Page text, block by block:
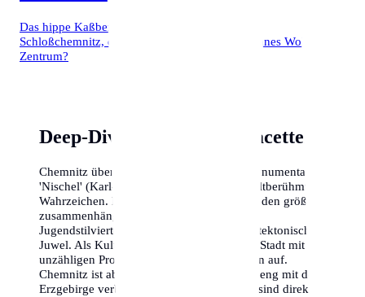
Das hippe Kaßberg (Jugendstil), das entspannte
Schloßchemnitz, das grüne Adelsberg oder urbanes Wohnen im
Zentrum?
Deep-Dive: Chemnitzer Facetten
Chemnitz überrascht an jeder Ecke. Der monumentale
'Nischel' (Karl-Marx-Monument) ist das weltberühmte
Wahrzeichen. Das Viertel Kaßberg zählt zu den größten
zusammenhängenden Gründerzeit- und
Jugendstilvierteln Europas und ist ein architektonisches
Juwel. Als Kulturhauptstadt 2025 blüht die Stadt mit
unzähligen Projekten und neuen Freiräumen auf.
Chemnitz ist aber auch eine Sportstadt und eng mit dem
Erzgebirge verbunden. Die Menschen hier sind direkt,